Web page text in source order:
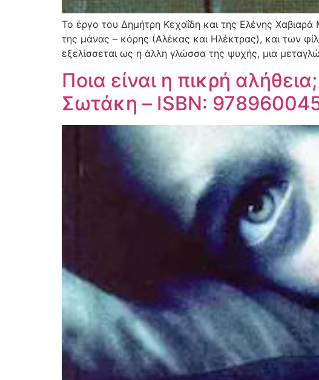
Το έργο του Δημήτρη Κεχαΐδη και της Ελένης
της μάνας – κόρης (Αλέκας και Ηλέκτρας), και των
εξελίσσεται ως η άλλη γλώσσα της ψυχής, μια
Ποια είναι η πικρή
Σωτάκη – ISBN: